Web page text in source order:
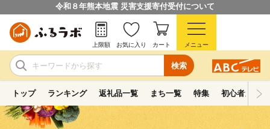
令和８年熊本地震 災害支援寄付受付について
検索
上限額 お気に入り カート メニュー
トップ ランキング 返礼品一覧 まち一覧 特集 初心者ガイド